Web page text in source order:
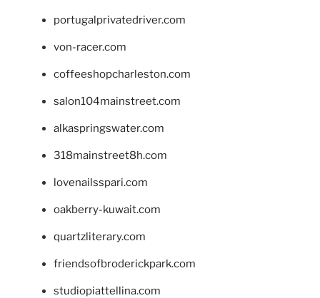
portugalprivatedriver.com
von-racer.com
coffeeshopcharleston.com
salon104mainstreet.com
alkaspringswater.com
318mainstreet8h.com
lovenailsspari.com
oakberry-kuwait.com
quartzliterary.com
friendsofbroderickpark.com
studiopiattellina.com